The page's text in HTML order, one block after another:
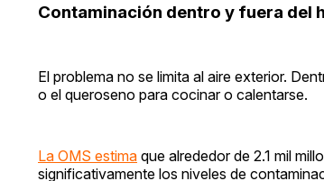
Contaminación dentro y fuera del
El problema no se limita al aire exterior.
o el queroseno para cocinar o calentarse.
La OMS estima que alrededor de 2.1 mil
significativamente los niveles de